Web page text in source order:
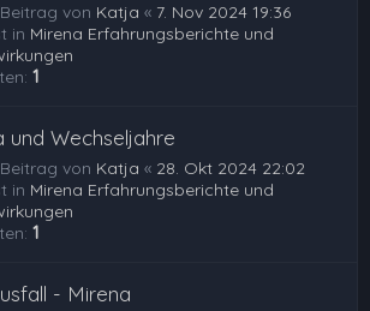
von Katja « 7. Nov 2024 19:36
in Mirena Erfahrungsberichte und
1
und Wechseljahre
von Katja « 28. Okt 2024 22:02
in Mirena Erfahrungsberichte und
1
- Mirena